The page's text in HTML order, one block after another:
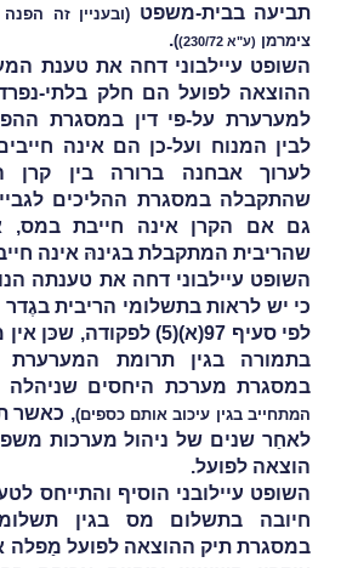
תביעה בבית-משפט (ובעניין זה
צימרמן (ע"א 230/72) )
.
השופט עיילבוני דחה את טענת
ההוצאה לפועל הם חלק בלתי-
למערערת על-פי דין במסגרת
לבין המנוח ועל-כן הם אינה
לערוך אבחנה ברורה בין קרן
שהתקבלה במסגרת ההליכים
גם אם הקרן אינה חייבת במס,
שהריבית המתקבלת בגינהּ אינה
השופט עיילבוני דחה את טענתה
כי יש לראות בתשלומי הריבית
לפי סעיף 97(א)(5)
בתמורה בגין תרומת
במסגרת מערכת היחסים שניהלה
המתחייב בגין עיכוב אותם כספים), כאשר
לאחַר שנים של ניהול מערכות
הוצאה לפועל.
השופט עיילובני הוסיף והתייחס
חיובה בתשלום מס בגין
במסגרת תיק ההוצאה לפועל מַפלה